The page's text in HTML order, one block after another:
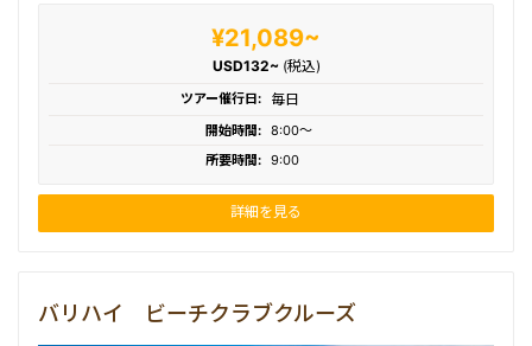
¥21,089~
USD132~ (税込)
ツアー催行日: 毎日
開始時間: 8:00〜
所要時間: 9:00
詳細を見る
バリハイ ビーチクラブクルーズ